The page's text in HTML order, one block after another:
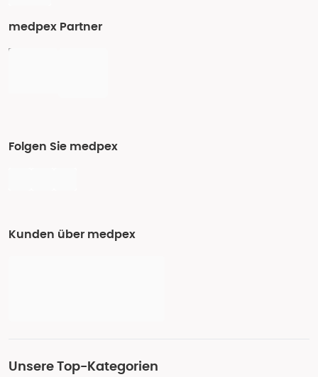
medpex Partner
Folgen Sie medpex
Kunden über medpex
Unsere Top-Kategorien